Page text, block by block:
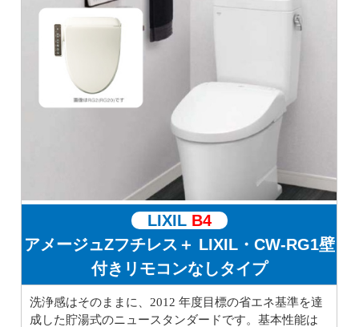
LIXIL B4
アメージュZフチレス＋ LIXIL・CW-RG1壁
付きリモコンなしタイプ
洗浄感はそのままに、2012 年度目標の省エネ基準を達
成した貯湯式のニュースタンダードです。基本性能は